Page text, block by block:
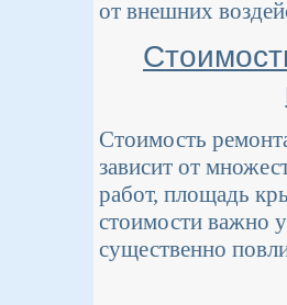
от внешних
Стоимость
зависит от
работ, площадь
стоимости важно
существенно